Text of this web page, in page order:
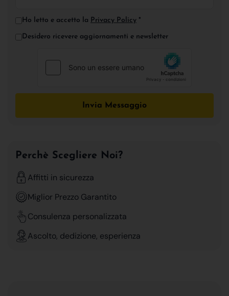
Ho letto e accetto la Privacy Policy *
Desidero ricevere aggiornamenti e newsletter
Invia Messaggio
Perchè Scegliere Noi?
Affitti in sicurezza
Miglior Prezzo Garantito
Consulenza personalizzata
Ascolto, dedizione, esperienza